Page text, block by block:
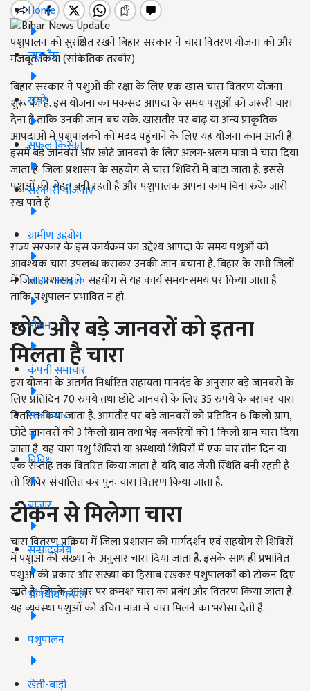
Home
न्यूज़ रैप
खबरें
सफल किसान
सरकारी योजनाएं
ग्रामीण उद्द्योग
लाइफ स्टाइल
मौसम
कंपनी समाचार
साक्षात्कार
विविध
बाजार
सम्पादकीय
औषधीय फसलें
पशुपालन
खेती-बाड़ी
पशुपालन को सुरक्षित रखने बिहार सरकार ने चारा वितरण योजना को और
मजबूत किया (सांकेतिक तस्वीर)
बिहार सरकार ने पशुओं की रक्षा के लिए एक खास चारा वितरण योजना
शुरू की है. इस योजना का मकसद आपदा के समय पशुओं को जरूरी चारा
देना है ताकि उनकी जान बच सके. खासतौर पर बाढ़ या अन्य प्राकृतिक
आपदाओं में पशुपालकों को मदद पहुंचाने के लिए यह योजना काम आती है.
इसमें बड़े जानवरों और छोटे जानवरों के लिए अलग-अलग मात्रा में चारा दिया
जाता है. जिला प्रशासन के सहयोग से चारा शिविरों में बांटा जाता है. इससे
पशुओं की सेहत बनी रहती है और पशुपालक अपना काम बिना रुके जारी
रख पाते हैं.
राज्य सरकार के इस कार्यक्रम का उद्देश्य आपदा के समय पशुओं को
आवश्यक चारा उपलब्ध कराकर उनकी जान बचाना है. बिहार के सभी जिलों
में जिला प्रशासन के सहयोग से यह कार्य समय-समय पर किया जाता है
ताकि पशुपालन प्रभावित न हो.
छोटे और बड़े जानवरों को इतना
मिलता है चारा
इस योजना के अंतर्गत निर्धारित सहायता मानदंड के अनुसार बड़े जानवरों के
लिए प्रतिदिन 70 रुपये तथा छोटे जानवरों के लिए 35 रुपये के बराबर चारा
वितरित किया जाता है. आमतौर पर बड़े जानवरों को प्रतिदिन 6 किलो ग्राम,
छोटे जानवरों को 3 किलो ग्राम तथा भेड़-बकरियों को 1 किलो ग्राम चारा दिया
जाता है. यह चारा पशु शिविरों या अस्थायी शिविरों में एक बार तीन दिन या
एक सप्ताह तक वितरित किया जाता है. यदि बाढ़ जैसी स्थिति बनी रहती है
तो शिविर संचालित कर पुनः चारा वितरण किया जाता है.
टोकन से मिलेगा चारा
चारा वितरण प्रक्रिया में जिला प्रशासन की मार्गदर्शन एवं सहयोग से शिविरों
में पशुओं की संख्या के अनुसार चारा दिया जाता है. इसके साथ ही प्रभावित
पशुओं की प्रकार और संख्या का हिसाब रखकर पशुपालकों को टोकन दिए
जाते हैं, जिनके आधार पर क्रमशः चारा का प्रबंध और वितरण किया जाता है.
यह व्यवस्था पशुओं को उचित मात्रा में चारा मिलने का भरोसा देती है.